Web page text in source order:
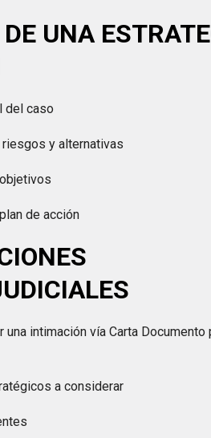
UNA
del caso
y alternativas
de acción
una intimación vía Carta Documento
a considerar